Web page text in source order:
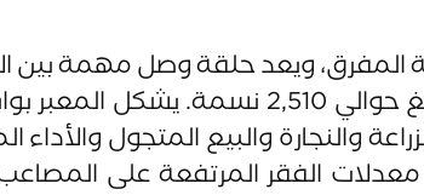
على بعد حوالي 18 كم شمال مدينة المفرق، ويعد
لعدد السكان، تشير تقديرات تعداد 2015 إلى أن
والنجارة والبيع المتجول
الفقر المرتفعة على المصاعب